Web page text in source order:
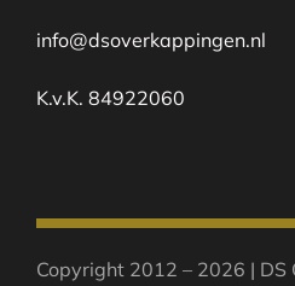
info@dsoverkappingen.nl
K.v.K. 84922060
Copyright 2012 – 2026 |